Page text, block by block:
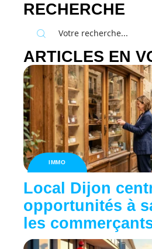
RECHERCHE
ARTICLES EN
IMMO
Local Dijon
opportunités à
les